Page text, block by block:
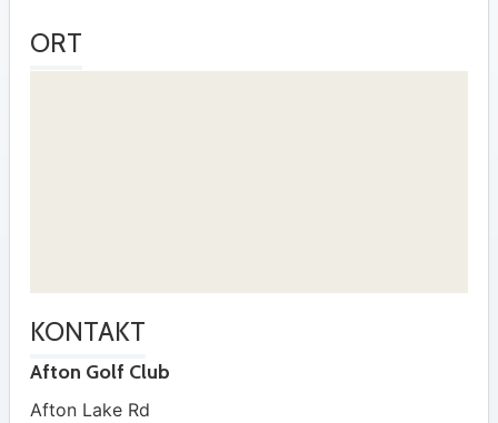
ORT
KONTAKT
Afton Golf Club
Afton Lake Rd